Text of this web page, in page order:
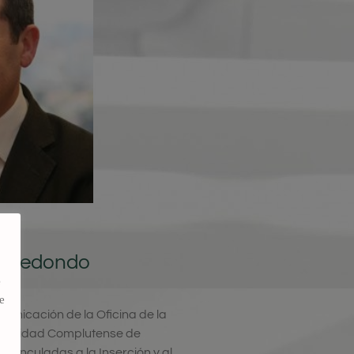
Redondo
de la Oficina de la
Complutense de